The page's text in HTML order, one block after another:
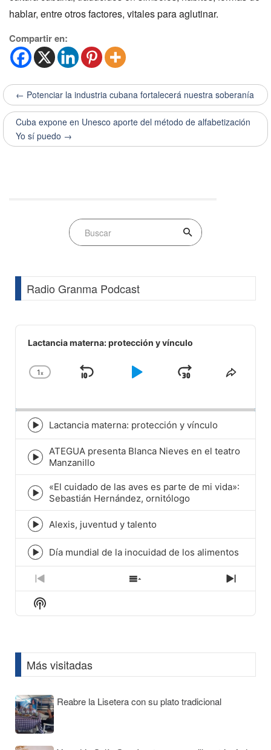
hablar, entre otros factores, vitales para aglutinar.
Compartir en:
← Potenciar la industria cubana fortalecerá nuestra soberanía
Cuba expone en Unesco aporte del método de alfabetización
Yo sí puedo →
Radio Granma Podcast
Audio
Player
Lactancia materna: protección y vínculo
Change
1x
Skip
Play
JumpShare
Episode
play
icon
Lactancia materna: protección y vínculo
Episode
play
icon
ATEGUA presenta Blanca Nieves en el teatro
Manzanillo
Episode
play
icon
«El cuidado de las aves es parte de mi vida»:
Sebastián Hernández, ornitólogo
Episode
play
icon
Alexis, juventud y talento
Episode
play
icon
Día mundial de la inocuidad de los alimentos
Previous
Episode
Show
Episodes
Next
Show
Podcast
Más visitadas
Reabre la Lisetera con su plato tradicional